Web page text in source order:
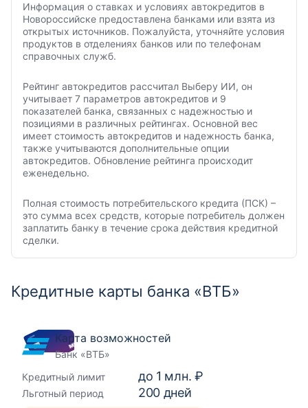
Информация о ставках и условиях автокредитов в
Новороссийске предоставлена банками или взята из
открытых источников. Пожалуйста, уточняйте условия
продуктов в отделениях банков или по телефонам
справочных служб.
Рейтинг автокредитов рассчитал Выберу ИИ, он
учитывает 7 параметров автокредитов и 9
показателей банка, связанных с надежностью и
позициями в различных рейтингах. Основной вес
имеет стоимость автокредитов и надежность банка,
также учитываются дополнительные опции
автокредитов. Обновление рейтинга происходит
еженедельно.
Полная стоимость потребительского кредита (ПСК) –
это сумма всех средств, которые потребитель должен
заплатить банку в течение срока действия кредитной
сделки.
Кредитные карты банка «ВТБ»
Карта возможностей
Банк «ВТБ»
Кредитный лимит
до 1 млн. ₽
Льготный период 200 дней